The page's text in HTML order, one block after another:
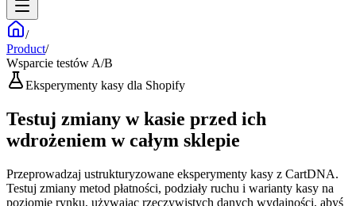
/
Product/
Wsparcie testów A/B
Eksperymenty kasy dla Shopify
Testuj zmiany w kasie przed ich
wdrożeniem w całym sklepie
Przeprowadzaj ustrukturyzowane eksperymenty kasy z CartDNA.
Testuj zmiany metod płatności, podziały ruchu i warianty kasy na
poziomie rynku, używając rzeczywistych danych wydajności, abyś